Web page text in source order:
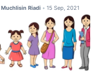
Muchlisin Riadi • 15 Sep, 2021